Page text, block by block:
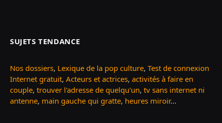
SUJETS TENDANCE
Nos dossiers, Lexique de la pop culture, Test de connexion
Internet gratuit, Acteurs et actrices, activités à faire en
couple, trouver l'adresse de quelqu'un, tv sans internet ni
antenne, main gauche qui gratte, heures miroir...